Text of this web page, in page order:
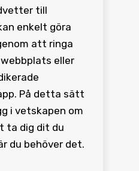
till
enkelt göra
att ringa
eller
På detta sätt
i vetskapen om
ta dig dit du
du behöver det.